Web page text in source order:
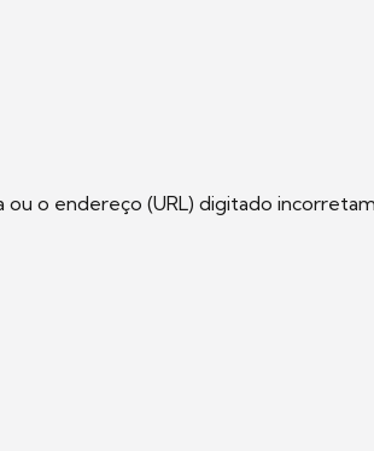
o endereço (URL) digitado